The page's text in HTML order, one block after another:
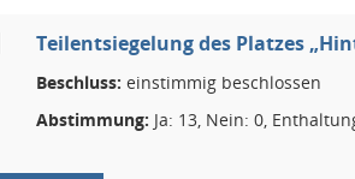
Teilentsiegelung des Platzes
Beschluss: einstimmig beschlossen
Abstimmung: Ja: 13, Nein: 0,